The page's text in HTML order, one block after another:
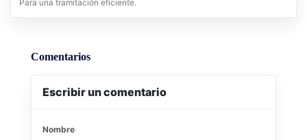
Para una tramitación eficiente.
Comentarios
Escribir un comentario
Nombre